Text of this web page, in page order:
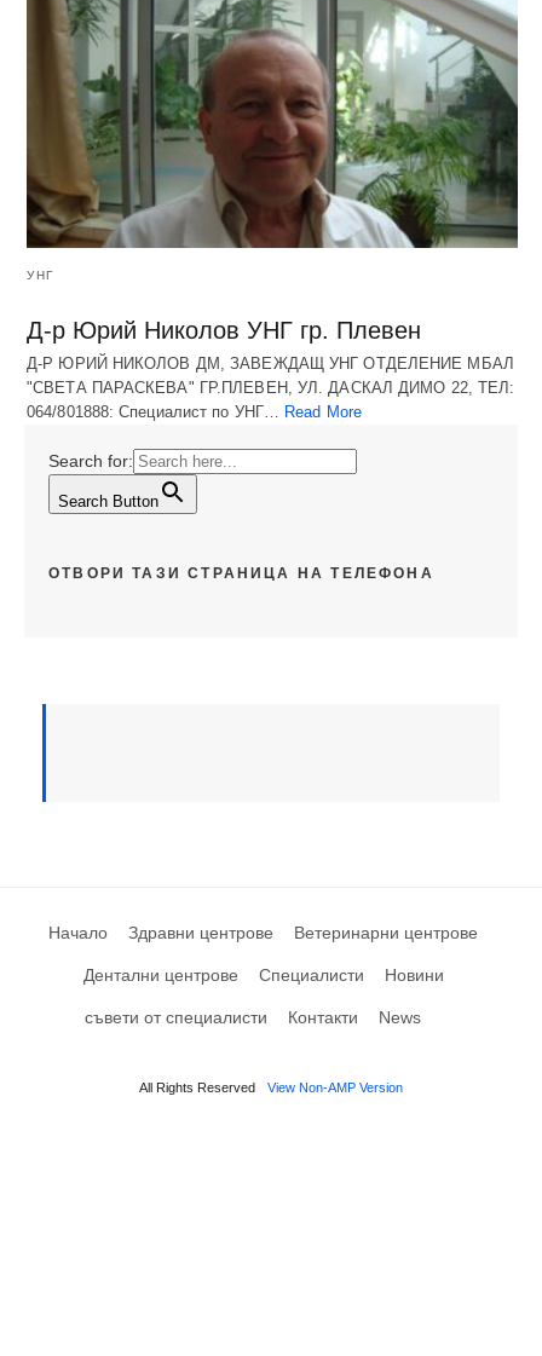
УНГ
Д-р Юрий Николов УНГ гр. Плевен
Д-Р ЮРИЙ НИКОЛОВ ДМ, ЗАВЕЖДАЩ УНГ ОТДЕЛЕНИЕ МБАЛ
"СВЕТА ПАРАСКЕВА" ГР.ПЛЕВЕН, УЛ. ДАСКАЛ ДИМО 22, ТЕЛ:
064/801888: Специалист по УНГ… Read More
Search for:
Search Button
ОТВОРИ ТАЗИ СТРАНИЦА НА ТЕЛЕФОНА
Начало Здравни центрове Ветеринарни центрове
Дентални центрове Специалисти Новини
съвети от специалисти Контакти News
All Rights Reserved View Non-AMP Version